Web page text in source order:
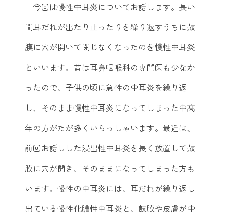
今回は慢性中耳炎についてお話します。長い
間耳だれが出たり止ったりを繰り返すうちに鼓
膜に穴が開いて閉じなくなったのを慢性中耳炎
といいます。昔は耳鼻咽喉科の専門医も少なか
ったので、子供の頃に急性の中耳炎を繰り返
し、そのまま慢性中耳炎になってしまった中高
年の方がたが多くいらっしゃいます。最近は、
前回お話しした浸出性中耳炎を長く放置して鼓
膜に穴が開き、そのままになってしまった方も
います。慢性の中耳炎には、耳だれが繰り返し
出ている慢性化膿性中耳炎と、鼓膜や皮膚が中